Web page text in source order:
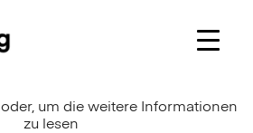
oder, um die weitere Informationen
zu lesen